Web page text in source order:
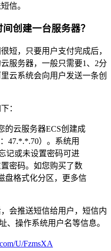
信。
创建一台服务器？
短，只要用户支付完成后，
服务器，一般只需要1、2分
云系统会向用户发送一条创
：
的云服务器ECS创建成
47.*.*.70）。系统用
记或未设置密码可进
密码。如您购买了数
盘格式化分区，更多信
会推送短信给用户，短信内
、操作系统用户名等信息。
U/FzmsXA